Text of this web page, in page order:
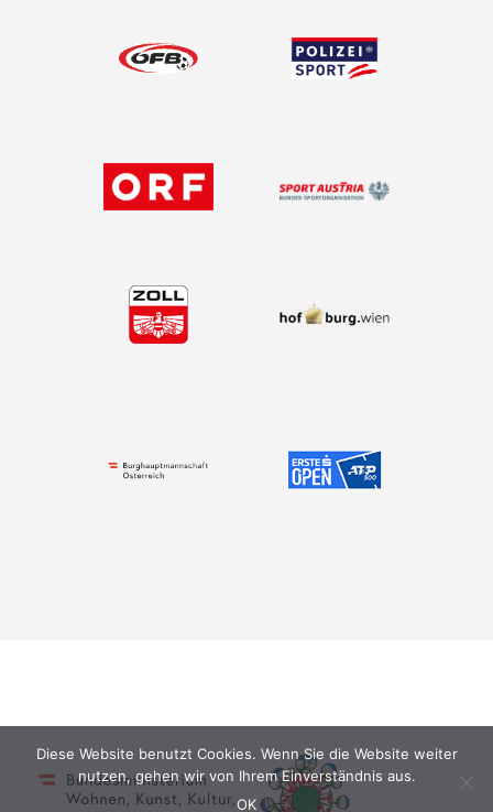
Diese Website benutzt Cookies. Wenn Sie die Website weiter
nutzen, gehen wir von Ihrem Einverständnis aus.
OK